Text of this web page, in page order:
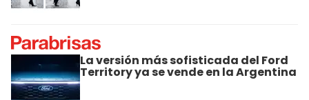
La versión más sofisticada del Ford
Territory ya se vende en la Argentina